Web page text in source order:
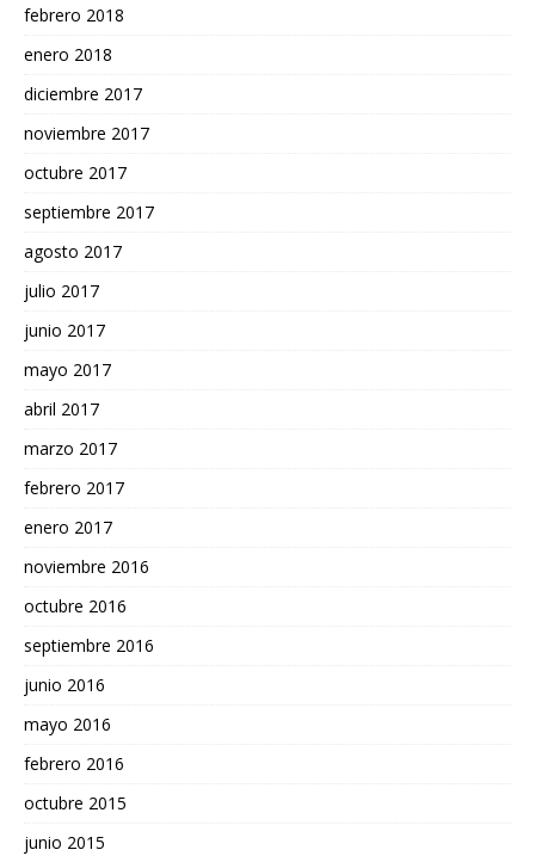
febrero 2018
enero 2018
diciembre 2017
noviembre 2017
octubre 2017
septiembre 2017
agosto 2017
julio 2017
junio 2017
mayo 2017
abril 2017
marzo 2017
febrero 2017
enero 2017
noviembre 2016
octubre 2016
septiembre 2016
junio 2016
mayo 2016
febrero 2016
octubre 2015
junio 2015